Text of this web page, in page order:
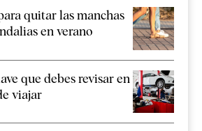
quitar las manchas
en verano
que debes revisar en
viajar